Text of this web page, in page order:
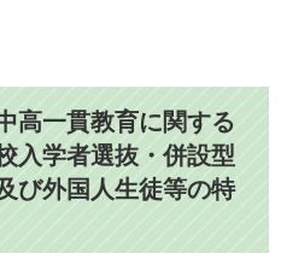
高一貫教育に関する
入学者選抜・併設型
び外国人生徒等の特